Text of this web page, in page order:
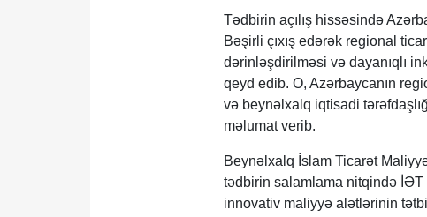
Tədbirin açılış hissəsində
Bəşirli çıxış edərək regional
dərinləşdirilməsi və dayanıqlı
qeyd edib. O, Azərbaycanın
və beynəlxalq iqtisadi
məlumat verib.
Beynəlxalq İslam Ticarət
tədbirin salamlama nitqində İƏT
innovativ maliyyə alətlərinin